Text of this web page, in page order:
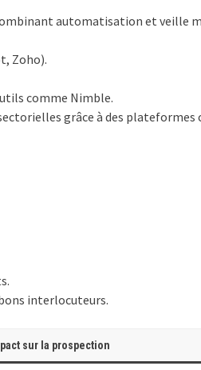
automatisation et veille
Zoho).
comme Nimble.
grâce à des
interlocuteurs.
sur la prospection